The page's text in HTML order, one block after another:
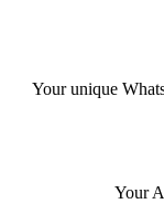
عند تحميل
Your unique
Your